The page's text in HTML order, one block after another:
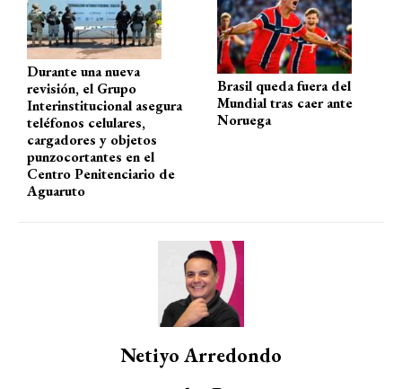
A
p
p
o
o
k
a
m
ar
tir
Durante una nueva
revisión, el Grupo
Interinstitucional asegura
teléfonos celulares,
cargadores y objetos
punzocortantes en el
Centro Penitenciario de
Aguaruto
Brasil queda fuera del
Mundial tras caer ante
Noruega
Netiyo Arredondo